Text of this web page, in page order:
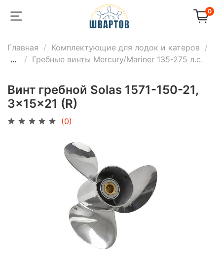
0
Главная
Комплектующие для лодок и катеров
...
Гребные винты Mercury/Mariner 135-275 л.с.
Винт гребной Solas 1571-150-21,
3x15x21 (R)
(0)